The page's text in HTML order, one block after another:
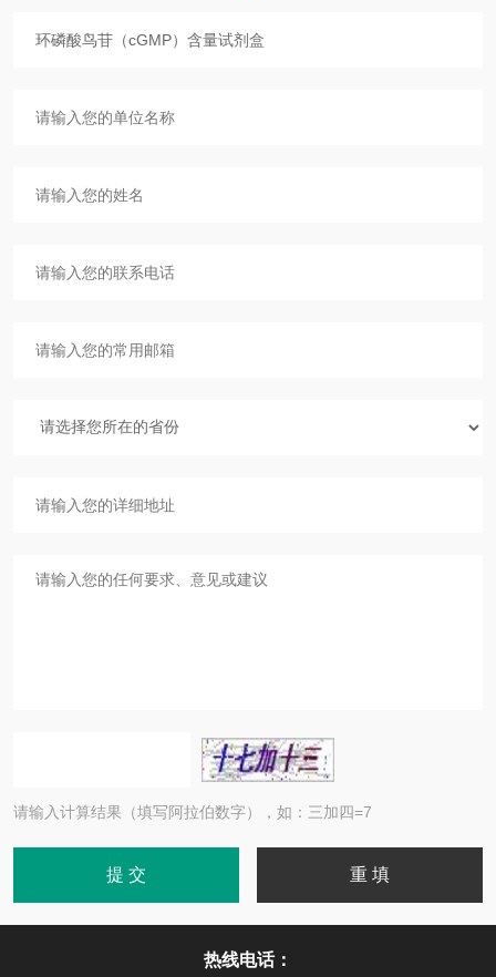
请输入计算结果（填写阿拉伯数字），如：三加四=7
热线电话：